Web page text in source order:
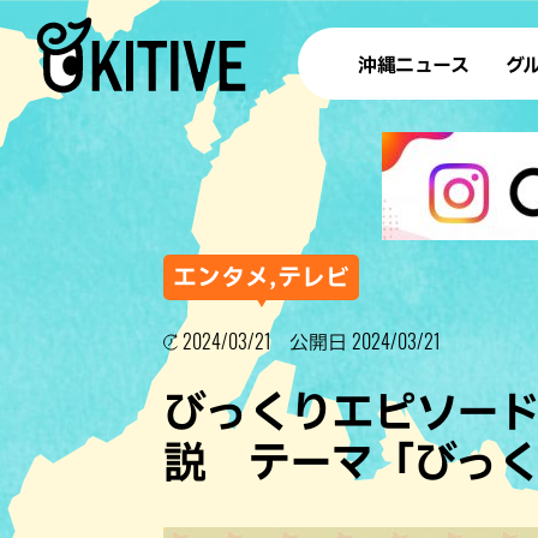
沖縄ニュース グ
ラ
テイ
すし
ステー
その他
エンタメ,テレビ
2024/03/21 公開日 2024/03/21
びっくりエピソー
説 テーマ「びっ